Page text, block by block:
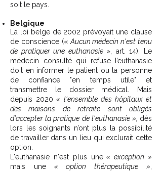
soit le pays.
Belgique
La loi belge de 2002 prévoyait une clause
de conscience (« Aucun médecin n'est tenu
de pratiquer une euthanasie », art. 14). Le
médecin consulté qui refuse l’euthanasie
doit en informer le patient ou la personne
de confiance "en temps utile" et
transmettre le dossier médical. Mais
depuis 2020 « l'ensemble des hôpitaux et
des maisons de retraite sont obligés
d'accepter la pratique de l'euthanasie », dès
lors les soignants n’ont plus la possibilité
de travailler dans un lieu qui exclurait cette
option.
L'euthanasie n'est plus une« exception »
mais une« option thérapeutique »